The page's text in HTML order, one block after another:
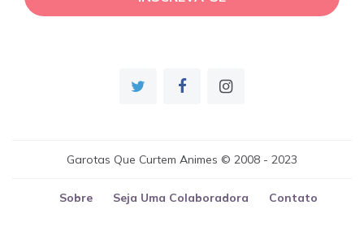
Garotas Que Curtem Animes © 2008 - 2023
Sobre Seja Uma Colaboradora Contato